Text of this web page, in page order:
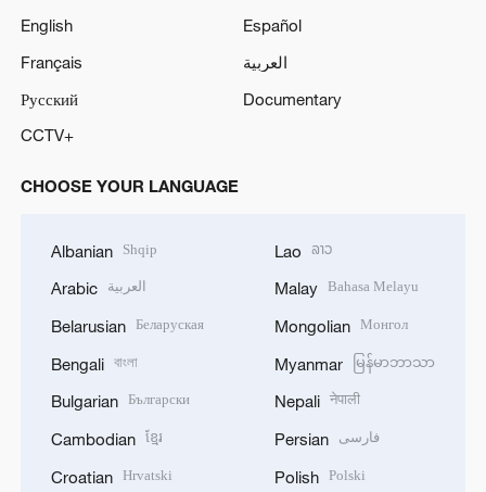
English
Español
Français
العربية
Русский
Documentary
CCTV+
CHOOSE YOUR LANGUAGE
Albanian Shqip
Arabic العربية
Belarusian Беларуская
Bengali বাংলা
Bulgarian Български
Cambodian ខ្មែរ
Croatian Hrvatski
Lao ລາວ
Malay Bahasa Melayu
Mongolian Монгол
Myanmar မြန်မာဘာသာ
Nepali नेपाली
Persian فارسی
Polish Polski